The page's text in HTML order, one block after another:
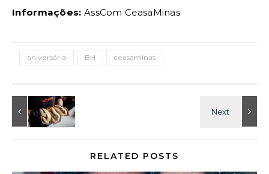
Informações: AssCom CeasaMinas
aniversário BH ceasaminas
RELATED POSTS